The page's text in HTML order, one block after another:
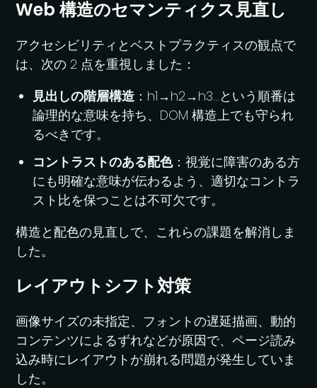
Web 構造のセマンティクス見直し
アクセシビリティとベストプラクティスの観点で
は、次の 2 点を重視しました：
見出しの階層構造 ：h1→h2→h3...という順番は
論理的な意味を持ち、DOM 構造上でも守られ
るべきです。
コントラストのある配色：視覚に障害のある方
にも明確な意味が伝わるよう、適切なコントラ
スト比を保つことは不可欠です。
構造と配色の見直しで、これらの課題を解消しま
した。
レイアウトシフト対策
画像サイズの未指定、フォントの遅延描画、動的
コンテンツによるずれなどが原因で、ページ読み
込み時にレイアウトが崩れる問題が発生していま
した。